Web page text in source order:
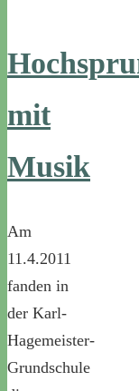
mit
Musik
Am
11.4.2011
fanden in
der Karl-
Hagemeister-
Grundschule